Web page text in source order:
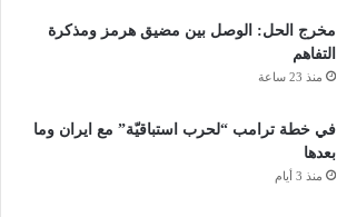
مخرج الحل: الوصل بين مضيق هرمز ومذكرة
التفاهم
منذ 23 ساعة
في خطة ترامب “لحرب استباقيّة” مع ايران وما
بعدها
منذ 3 أيام